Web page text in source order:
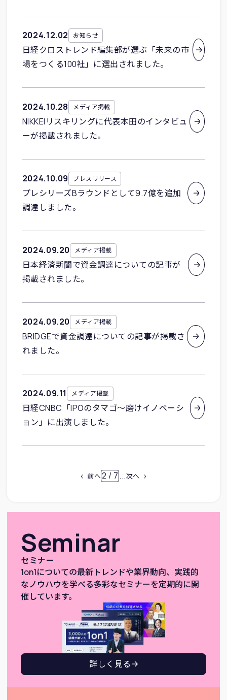
2024.12.02 お知らせ
日経クロストレンド編集部が選ぶ「未来の市
場をつくる100社」に選出されました。
2024.10.28 メディア掲載
NIKKEIリスキリングに代表本田のインタビュ
ーが掲載されました。
2024.10.09 プレスリリース
プレシリーズBラウンドとして9.7億を追加
調達しました。
2024.09.20 メディア掲載
日本経済新聞で資金調達についての記事が
掲載されました。
2024.09.20 メディア掲載
BRIDGEで資金調達についての記事が掲載さ
れました。
2024.09.11 メディア掲載
日経CNBC「IPOのタマゴ～磨けイノベーシ
ョン」に出演しました。
前へ2 / 7...次へ
Seminar
セミナー
1on1についての最新トレンドや業界動向、実践的
なノウハウを学べる多彩なセミナーを定期的に開
催しています。
詳しく見る